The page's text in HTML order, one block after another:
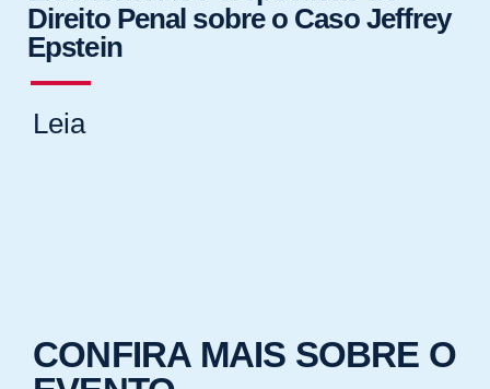
Direito Penal sobre o Caso Jeffrey
Epstein
Leia
CONFIRA MAIS SOBRE O